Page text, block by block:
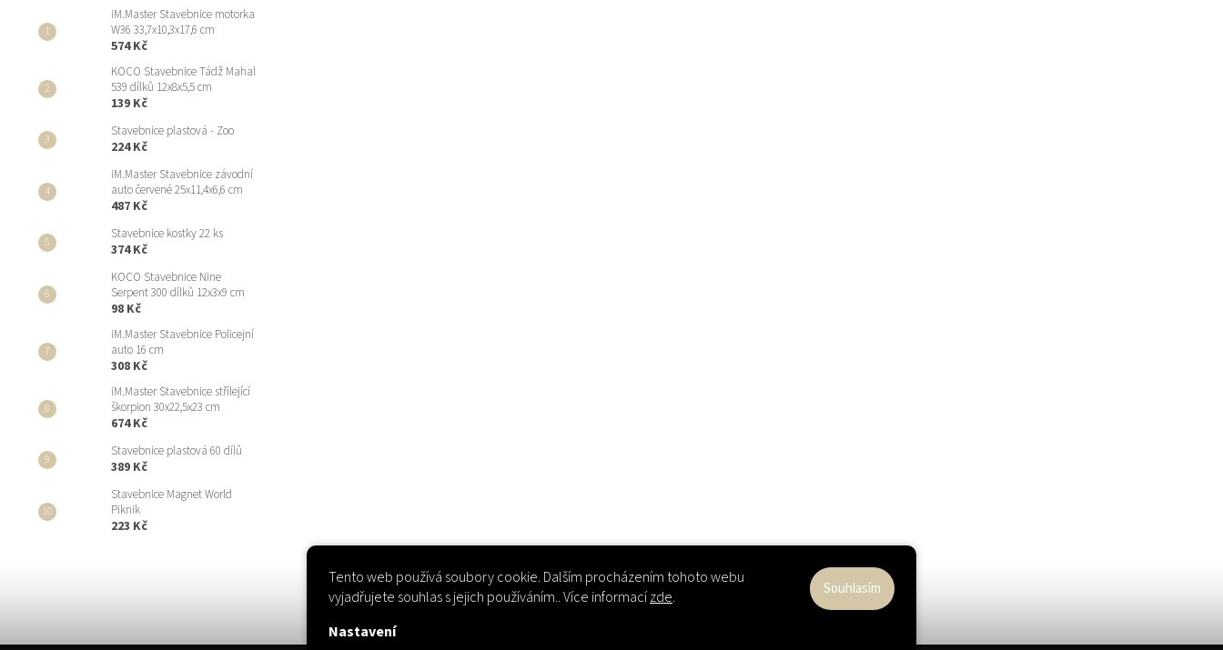
Tento web používá soubory cookie. Dalším procházením tohoto webu
vyjadřujete souhlas s jejich používáním.. Více informacízde.
Nastavení
Souhlasím
iM.Master Stavebnice motorka
W36 33,7x10,3x17,6 cm
574 Kč
KOCO Stavebnice Tádž Mahal
539 dílků 12x8x5,5 cm
139 Kč
Stavebnice plastová - Zoo
224 Kč
iM.Master Stavebnice závodní
auto červené 25x11,4x6,6 cm
487 Kč
Stavebnice kostky 22 ks
374 Kč
KOCO Stavebnice Nine
Serpent 300 dílků 12x3x9 cm
98 Kč
iM.Master Stavebnice Policejní
auto 16 cm
308 Kč
iM.Master Stavebnice střílející
škorpion 30x22,5x23 cm
674 Kč
Stavebnice plastová 60 dílů
389 Kč
Stavebnice Magnet World
Piknik
223 Kč